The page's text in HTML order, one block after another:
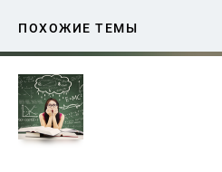
ПОХОЖИЕ ТЕМЫ